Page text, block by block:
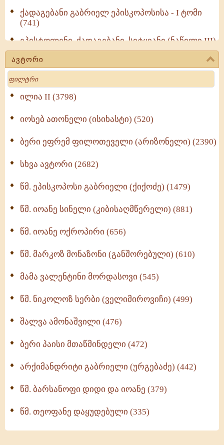
ქადაგებანი გაბრიელ ეპისკოპოსისა - I ტომი
(741)
ეპისტოლენი, ქადაგებანი, სიტყვანი (ნაწილი III)
(723)
მოძღვრის ძალზე სასარგებლო რჩევები
მრევლისათვის (545)
Wisdomge (514)
ქადაგებანი გაბრიელ ეპისკოპოსისა - II ტომი
სულიერი ცხოვრების სახელმძღვანელო -
ნაწილი II (369)
ავტორი
Search
ილია II (3798)
იოსებ ათონელი (ისიხასტი) (520)
ბერი ეფრემ ფილოთეველი (არიზონელი) (2390)
სხვა ავტორი (2682)
წმ. ეპისკოპოსი გაბრიელი (ქიქოძე) (1479)
წმ. იოანე სინელი (კიბისაღმწერელი) (881)
წმ. იოანე ოქროპირი (656)
წმ. მარკოზ მონაზონი (განშორებული) (610)
მამა ვალენტინი მორდასოვი (545)
წმ. ნიკოლოზ სერბი (ველიმიროვიჩი) (499)
შალვა ამონაშვილი (476)
ბერი პაისი მთაწმინდელი (472)
არქიმანდრიტი გაბრიელი (ურგებაძე) (442)
წმ. ბარსანოფი დიდი და იოანე (379)
წმ. თეოფანე დაყუდებული (335)